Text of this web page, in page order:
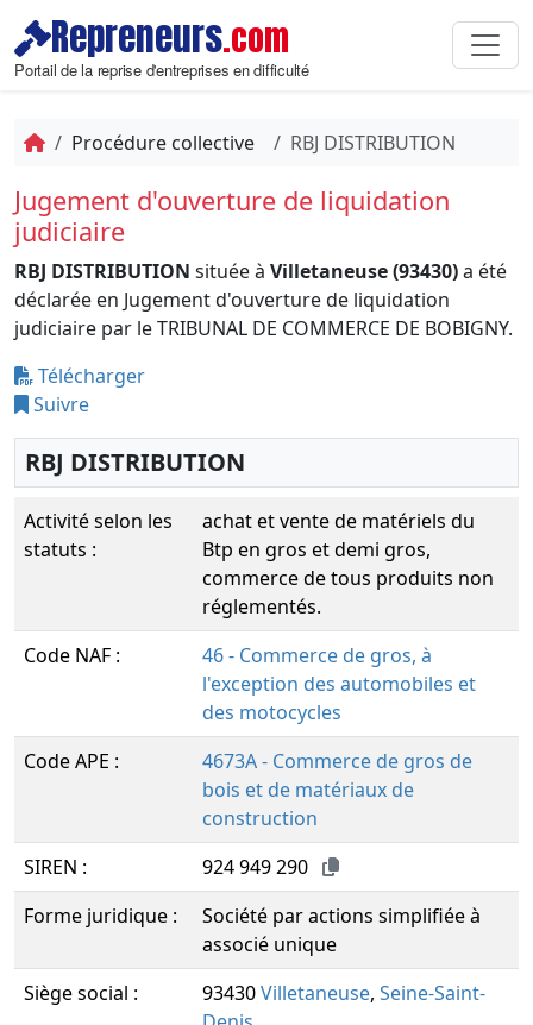
Repreneurs.com
Portail de la reprise d'entreprises en difficulté
Procédure collective RBJ DISTRIBUTION
Jugement d'ouverture de liquidation
judiciaire
RBJ DISTRIBUTION située à Villetaneuse (93430)a été
déclarée en Jugement d'ouverture de liquidation
judiciaire par le TRIBUNAL DE COMMERCE DE BOBIGNY.
Télécharger
Suivre
RBJ DISTRIBUTION
Activité selon les
statuts :
achat et vente de matériels du
Btp en gros et demi gros,
commerce de tous produits non
réglementés.
Code NAF :
46 - Commerce de gros, à
l'exception des automobiles et
des motocycles
Code APE :
4673A - Commerce de gros de
bois et de matériaux de
construction
SIREN :
924 949 290
Forme juridique :
Société par actions simplifiée à
associé unique
Siège social :
93430Villetaneuse, Seine-Saint-